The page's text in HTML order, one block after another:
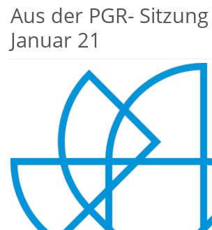
Aus der PGR-
Januar 21